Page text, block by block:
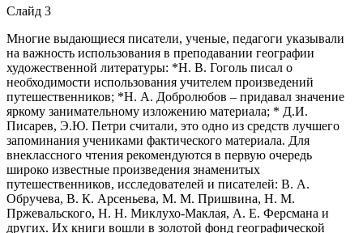
Слайд 3
Многие выдающиеся писатели, ученые, педагоги указывали
на важность использования в преподавании географии
художественной литературы: *Н. В. Гоголь писал о
необходимости использования учителем произведений
путешественников; *Н. А. Добролюбов – придавал значение
яркому занимательному изложению материала; * Д.И.
Писарев, Э.Ю. Петри считали, это одно из средств лучшего
запоминания учениками фактического материала. Для
внеклассного чтения рекомендуются в первую очередь
широко известные произведения знаменитых
путешественников, исследователей и писателей: В. А.
Обручева, В. К. Арсеньева, М. М. Пришвина, Н. М.
Пржевальского, Н. Н. Миклухо-Маклая, А. Е. Ферсмана и
других. Их книги вошли в золотой фонд географической